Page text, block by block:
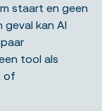
staart en geen
geval kan AI
tool als
of